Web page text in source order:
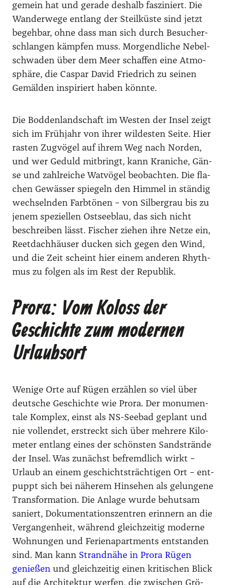
gemein hat und gera­de des­halb fas­zi­niert. Die
Wan­der­we­ge ent­lang der Steil­küs­te sind jetzt
begeh­bar, ohne dass man sich durch Besu­cher­
schlan­gen kämp­fen muss. Mor­gend­li­che Nebel­
schwa­den über dem Meer schaf­fen eine Atmo­
sphä­re, die Cas­par David Fried­rich zu sei­nen
Gemäl­den inspi­riert haben könn­te.
Die Bod­den­land­schaft im Wes­ten der Insel zeigt
sich im Früh­jahr von ihrer wil­des­ten Sei­te. Hier
ras­ten Zug­vö­gel auf ihrem Weg nach Nor­den,
und wer Geduld mit­bringt, kann Kra­ni­che, Gän­
se und zahl­rei­che Wat­vö­gel beob­ach­ten. Die fla­
chen Gewäs­ser spie­geln den Him­mel in stän­dig
wech­seln­den Farb­tö­nen – von Sil­ber­grau bis zu
jenem spe­zi­el­len Ost­see­blau, das sich nicht
beschrei­ben lässt. Fischer zie­hen ihre Net­ze ein,
Reet­dach­häu­ser ducken sich gegen den Wind,
und die Zeit scheint hier einem ande­ren Rhyth­
mus zu fol­gen als im Rest der Repu­blik.
Prora: Vom Koloss der
Geschichte zum modernen
Urlaubsort
Weni­ge Orte auf Rügen erzäh­len so viel über
deut­sche Geschich­te wie Pro­ra. Der monu­men­
ta­le Kom­plex, einst als NS-See­bad geplant und
nie voll­endet, erstreckt sich über meh­re­re Kilo­
me­ter ent­lang eines der schöns­ten Sand­strän­de
der Insel. Was zunächst befremd­lich wirkt –
Urlaub an einem geschichts­träch­ti­gen Ort – ent­
puppt sich bei nähe­rem Hin­se­hen als gelun­ge­ne
Trans­for­ma­ti­on. Die Anla­ge wur­de behut­sam
saniert, Doku­men­ta­ti­ons­zen­tren erin­nern an die
Ver­gan­gen­heit, wäh­rend gleich­zei­tig moder­ne
Woh­nun­gen und Feri­en­apart­ments ent­stan­den
sind. Man kann Strand­nä­he in Pro­ra Rügen
genie­ßen und gleich­zei­tig einen kri­ti­schen Blick
auf die Archi­tek­tur wer­fen, die zwi­schen Grö­